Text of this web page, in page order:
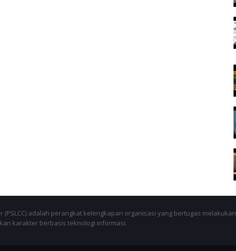
(PSLCC) adalah perangkat kelengkapan organisasi yang bertugas melakukan
karakter berbasis teknologi informasi.